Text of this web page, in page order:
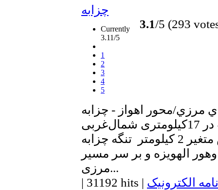
چزابه
Currently
3.11/5
1
2
3
4
5
3.1/5 (293
مرزي/محور اهواز - چزابه
چزابه منطقه‌اي است در 17کیلومتری شمال‌غربی
شهر بستان به عرض متغیر 2 کیلومتر تنگه چزابه
الهویزه و بر سر مسیر
مرزی...
| 31192 hits | الکترونیک